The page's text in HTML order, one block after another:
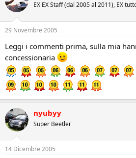
EX EX Staff (dal 2005 al 2011), EX
29 Novembre 2005
Leggi i commenti prima, sulla mia
concessionaria
nyubyy
Super Beetler
14 Dicembre 2005